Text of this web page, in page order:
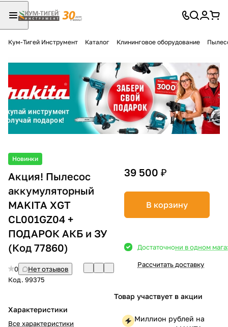
Кум-Тигей Инструмент Каталог Клининговое оборудование
Новинки
Акция! Пылесос
аккумуляторный
MAKITA XGT
CL001GZ04 +
ПОДАРОК АКБ и ЗУ
(Код 77860)
0
Нет отзывов
Код. 99375
Характеристики
Все характеристики
39 500 ₽
В корзину
Достаточнони в одном
Рассчитать доставку
Товар участвует в акции
Миллион рублей на
Разбейте
оплатуна части
без переплат
График платежей
Сегодня
%
Добавляйте товары
% картой любого банка